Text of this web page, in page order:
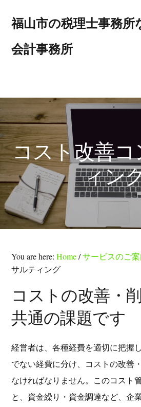
primary
navigation
main
content
footer
福山市の税理士事務所
会計事務所
コスト改善
ィン
You are here:Home /サービスのご
サルティング
コストの改善・
共通の課題です
経営者は、各種経費を適切に把握
でない経費に分け、コストの改善
なければなりません。このコスト
と、資金繰り・資金調達など、企